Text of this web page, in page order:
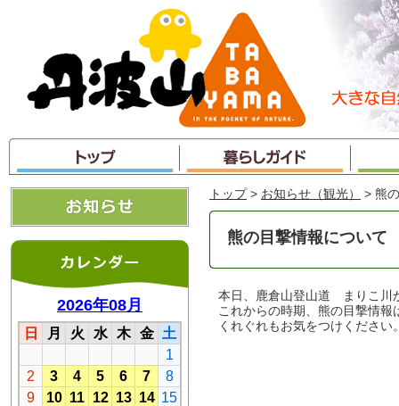
ャ
ン
プ
トップ > お知らせ（観光） > 熊
熊の目撃情報について
本日、鹿倉山登山道 まりこ川
これからの時期、熊の目撃情
くれぐれもお気をつけください